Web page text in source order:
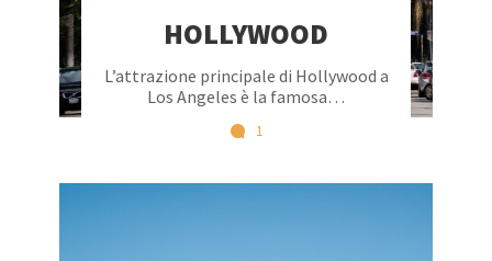
HOLLYWOOD
L’attrazione principale di Hollywood a
Los Angeles è la famosa…
1